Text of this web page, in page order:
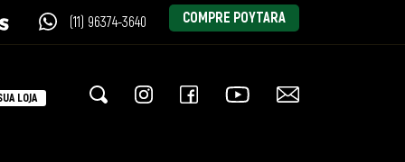
(11) 96374-3640 COMPRE POYTARA
LOJA